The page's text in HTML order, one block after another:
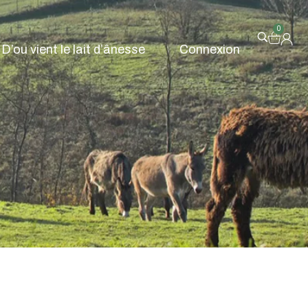
D’ou vient le lait d’ânesse Connexion
0